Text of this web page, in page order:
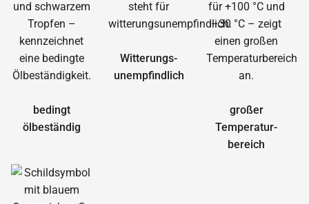
bedingt
ölbeständig
Witterungs­
unempfindlich
großer
Temperatur­
bereich